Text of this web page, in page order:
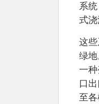
系
式
这
绿
一
口
至各